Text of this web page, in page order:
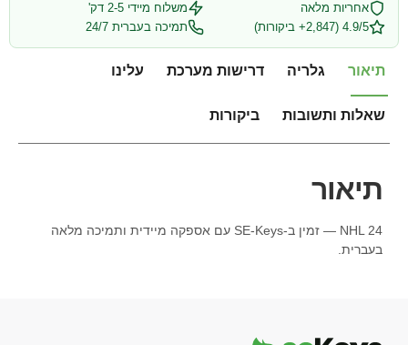
אחריות מלאה
משלוח מיידי 2-5 דק'
4.9/5 (2,847+ ביקורות)
תמיכה בעברית 24/7
תיאור גלריה דרישות מערכת עלינו
שאלות ותשובות ביקורות
תיאור
NHL 24 — זמין ב-SE-Keys עם אספקה מיידית ותמיכה מלאה
בעברית.